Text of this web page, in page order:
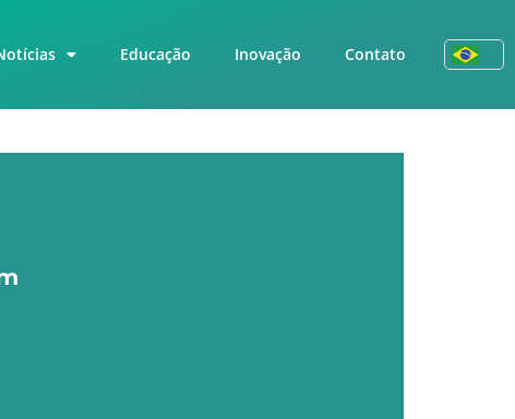
Educação Inovação Contato